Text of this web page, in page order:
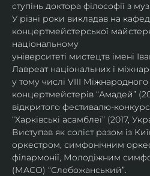
ступінь доктора філософії з
У різні роки викладав на
концертмейстерської
національному
університеті мистецтв імені
Лавреат національних і
у тому числі VIII
концертмейстерів “Амадей”
відкритого фестивалю-
“Харківські асамблеї” (2017,
Виступав як соліст разом із
оркестром, симфонічним
філармонії, Молодіжним
(МАСО) “Слобожанський”.